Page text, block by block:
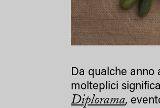
Da qualche anno
molteplici
Diplorama,